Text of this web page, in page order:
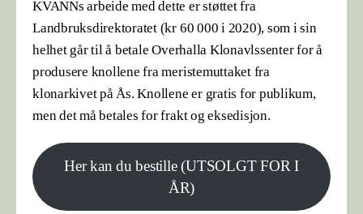
KVANNs arbeide med dette er støttet fra
Landbruksdirektoratet (kr 60 000 i 2020), som i sin
helhet går til å betale Overhalla Klonavlssenter for å
produsere knollene fra meristemuttaket fra
klonarkivet på Ås. Knollene er gratis for publikum,
men det må betales for frakt og eksedisjon.
Her kan du bestille (UTSOLGT FOR I
ÅR)